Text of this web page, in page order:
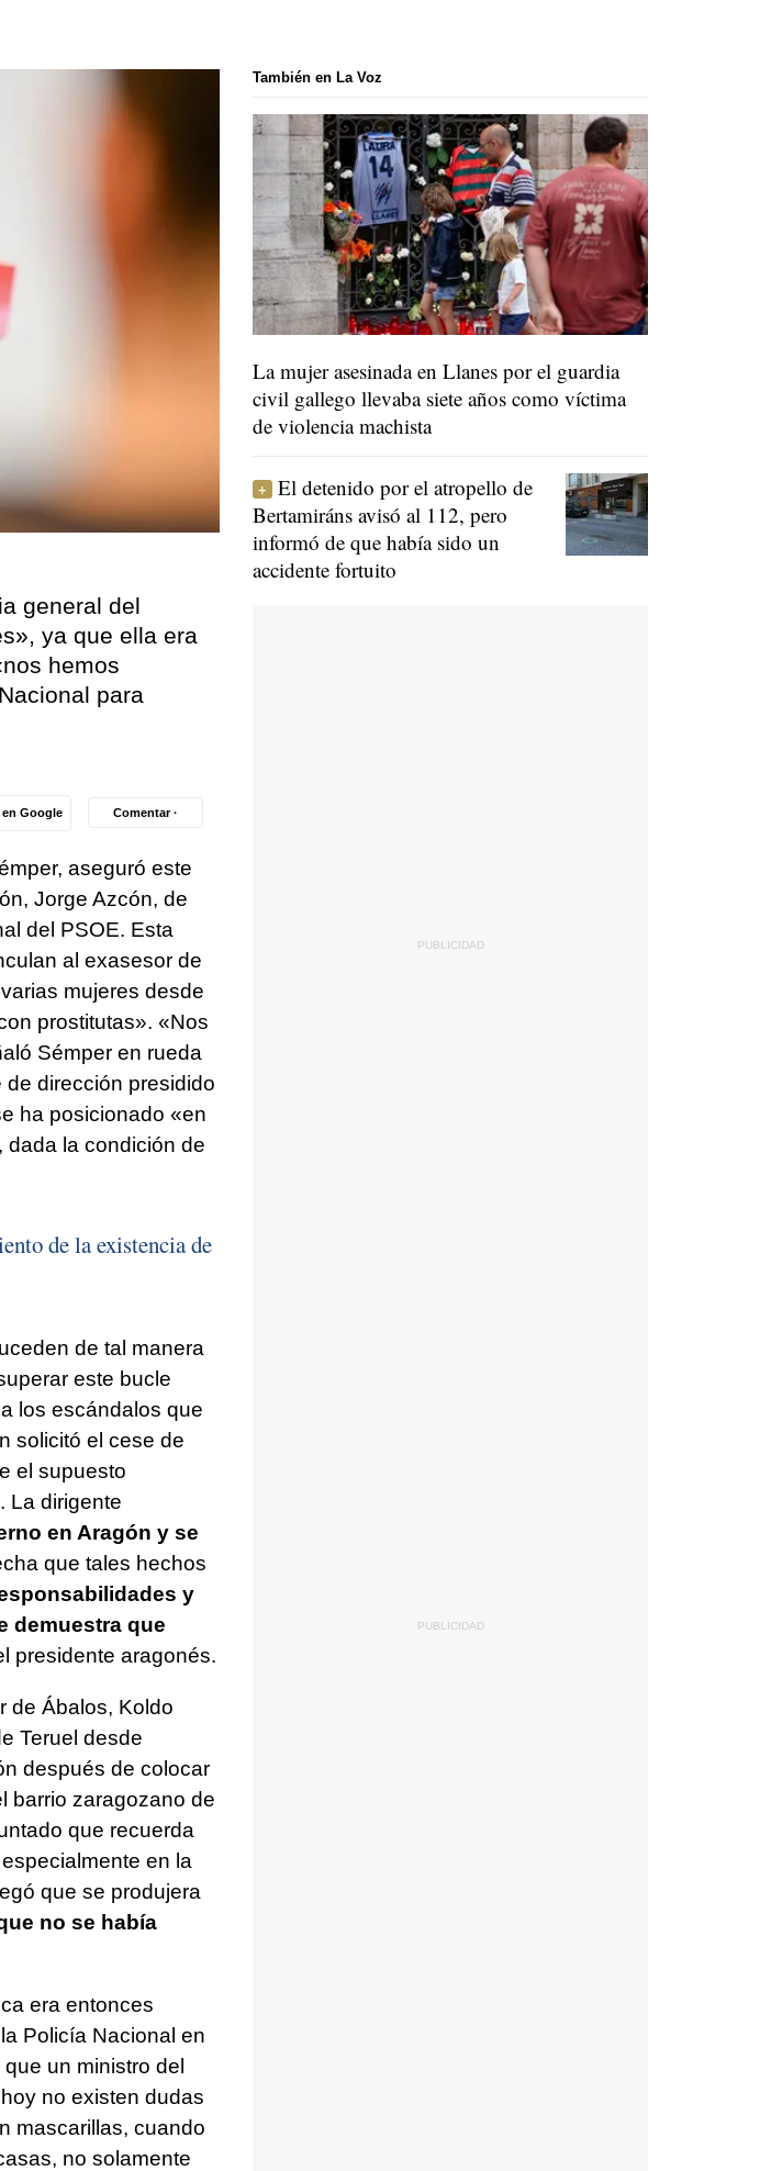
general del
ya que ella era
hemos
para
en Google Comentar ·
aseguró este
Jorge Azcón, de
del PSOE. Esta
al exasesor de
mujeres desde
prostitutas». «Nos
Sémper en rueda
dirección presidido
ha posicionado «en
dada la condición de
de la existencia de
de tal manera
este bucle
los escándalos que
solicitó el cese de
el supuesto
La dirigente
en Aragón y se
que tales hechos
y
demuestra que
presidente aragonés.
de Ábalos, Koldo
Teruel desde
después de colocar
barrio zaragozano de
que recuerda
en la
que se produjera
no se había
era entonces
Policía Nacional en
un ministro del
no existen dudas
mascarillas, cuando
no solamente
También en La Voz
La mujer asesinada en Llanes por el guardia
civil gallego llevaba siete años como víctima
de violencia machista
El detenido por el atropello de
Bertamiráns avisó al 112, pero
informó de que había sido un
accidente fortuito